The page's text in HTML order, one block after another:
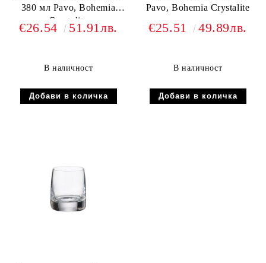
380 мл Pavo, Bohemia
Crystalite
€26.54 51.91лв.
В наличност
Pavo, Bohemia Crystalite
€25.51 49.89лв.
В наличност